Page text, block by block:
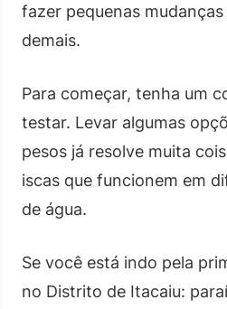
fazer pequenas
demais.
Para começar, tenha um
testar. Levar algumas
pesos já resolve muita
iscas que funcionem em
de água.
Se você está indo pela
no Distrito de Itacaiu: